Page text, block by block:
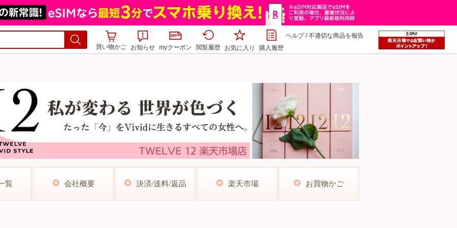
買い物かご お知らせ myクーポン 閲覧履歴 お気に入り 購入履歴
ヘルプ/不適切な商品を報告